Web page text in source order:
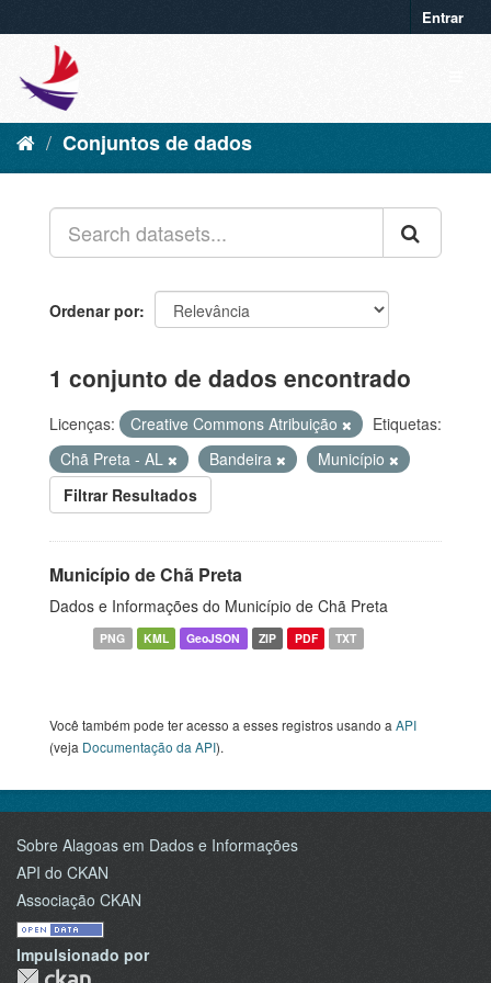
Entrar
Conjuntos de dados
Ordenar por
1 conjunto de dados encontrado
Licenças: Creative Commons Atribuição
Etiquetas:
Chã Preta - AL
Bandeira
Município
Filtrar Resultados
Município de Chã Preta
Dados e Informações do Município de Chã Preta
PNG KML GeoJSON ZIP PDF TXT
Você também pode ter acesso a esses registros usando a API
(veja Documentação da API).
Sobre Alagoas em Dados e Informações
API do CKAN
Associação CKAN
Impulsionado por